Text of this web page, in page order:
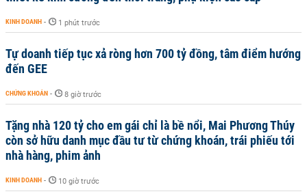
KINH DOANH - 1 phút trước
Tự doanh tiếp tục xả ròng hơn 700 tỷ đồng, tâm điểm hướng
đến GEE
CHỨNG KHOÁN - 8 giờ trước
Tặng nhà 120 tỷ cho em gái chỉ là bề nổi, Mai Phương Thúy
còn sở hữu danh mục đầu tư từ chứng khoán, trái phiếu tới
nhà hàng, phim ảnh
KINH DOANH - 10 giờ trước